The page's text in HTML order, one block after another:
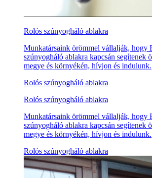
Rolós szúnyogháló ablakra
Munkatársaink örömmel vállalják, hogy
szúnyogháló ablakra kapcsán segítenek
megye és környékén, hívjon és indulunk.
Rolós szúnyogháló ablakra
Rolós szúnyogháló ablakra
Munkatársaink örömmel vállalják, hogy
szúnyogháló ablakra kapcsán segítenek
megye és környékén, hívjon és indulunk.
Rolós szúnyogháló ablakra